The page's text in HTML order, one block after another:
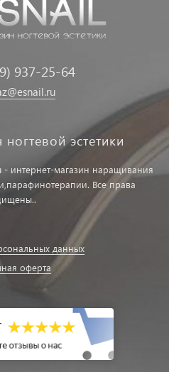
937-25-64
эстетики
интернет-магазин наращивания
Все права
данных
оферта